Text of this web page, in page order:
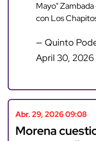
Mayo"
con Los
— Quinto
April 30, 2026
Abr. 29, 2026 09:08
Morena